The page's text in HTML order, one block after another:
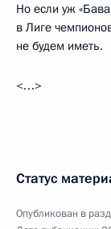
Но если уж
в Лиге
не будем иметь.
<…>
Статус
Опубликован в